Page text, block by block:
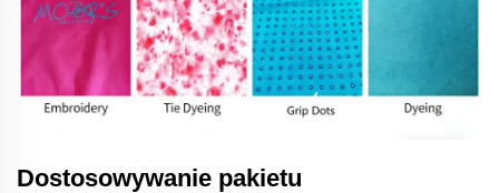
Dostosowywanie pakietu